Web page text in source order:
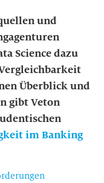
und
Science dazu
Überblick und
gibt Veton
im Banking